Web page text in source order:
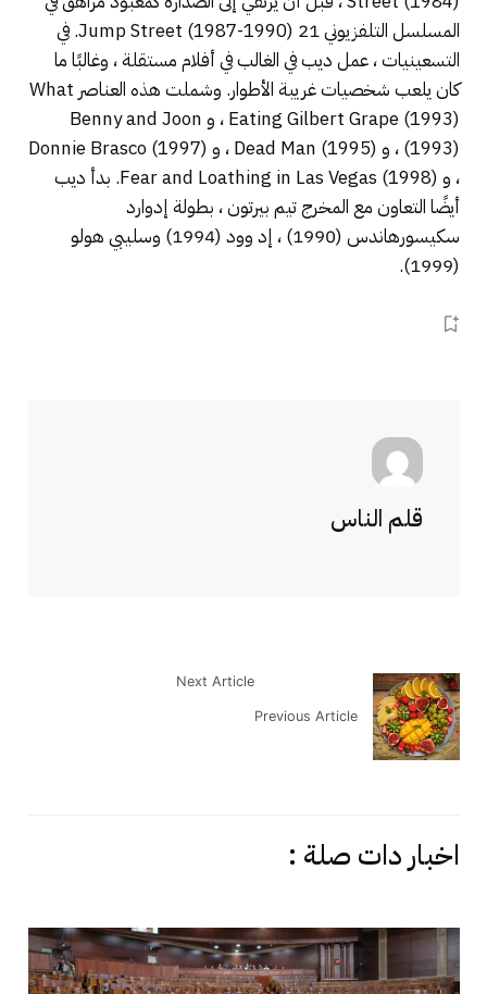
المسلسل التلفزيوني 21 Jump Street (1987-1990). في
التسعينيات ، عمل ديب في الغالب في أفلام مستقلة ، وغالبًا ما
كان يلعب شخصيات غريبة الأطوار. وشملت هذه العناصر What
Eating Gilbert Grape (1993) ، و Benny and Joon
(1993) ، و Dead Man (1995) ، و Donnie Brasco (1997)
، و Fear and Loathing in Las Vegas (1998). بدأ ديب
أيضًا التعاون مع المخرج تيم بيرتون ، بطولة إدوارد
سكيسورهاندس (1990) ، إد وود (1994) وسليبي هولو
(1999).
قلم الناس
Previous Article
Next Article
اخبار دات صلة :